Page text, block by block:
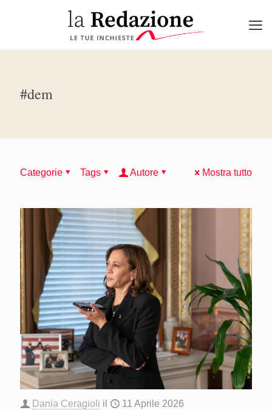
#dem
Categorie Tags Autore Mostra tutto
Dania Ceragioli il 11 Aprile 2026